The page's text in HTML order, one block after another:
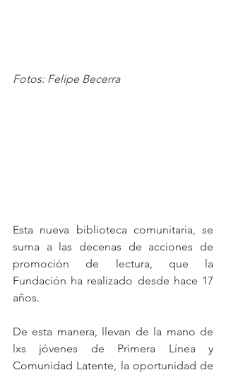
Fotos: Felipe Becerra
Esta nueva biblioteca comunitaria, se
suma a las decenas de acciones de
promoción de lectura, que la
Fundación ha realizado desde hace 17
años.
De esta manera, llevan de la mano de
lxs jóvenes de Primera Línea y
Comunidad Latente, la oportunidad de